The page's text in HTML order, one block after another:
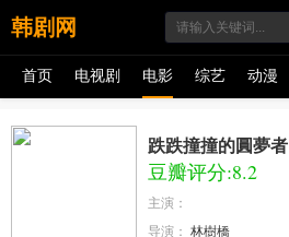
韩剧网
首页 电视剧 电影 综艺 动漫
跌跌撞撞的圓夢者
豆瓣评分:8.2
主演：
导演： 林樹橋